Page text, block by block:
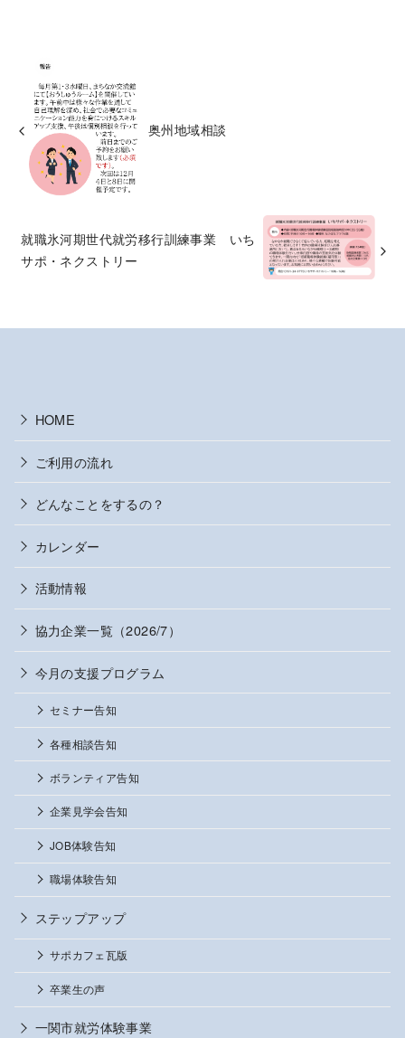
奥州地域相談
就職氷河期世代就労移行訓練事業 いち
サポ・ネクストリー
HOME
ご利用の流れ
どんなことをするの？
カレンダー
活動情報
協力企業一覧（2026/7）
今月の支援プログラム
セミナー告知
各種相談告知
ボランティア告知
企業見学会告知
JOB体験告知
職場体験告知
ステップアップ
サポカフェ瓦版
卒業生の声
一関市就労体験事業